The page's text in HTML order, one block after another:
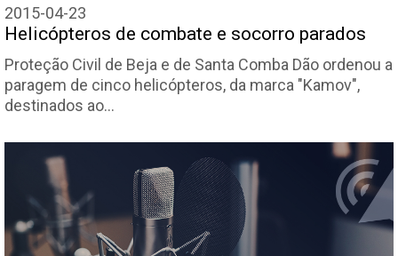
2015-04-23
Helicópteros de combate e socorro parados
Proteção Civil de Beja e de Santa Comba Dão ordenou a
paragem de cinco helicópteros, da marca "Kamov",
destinados ao…